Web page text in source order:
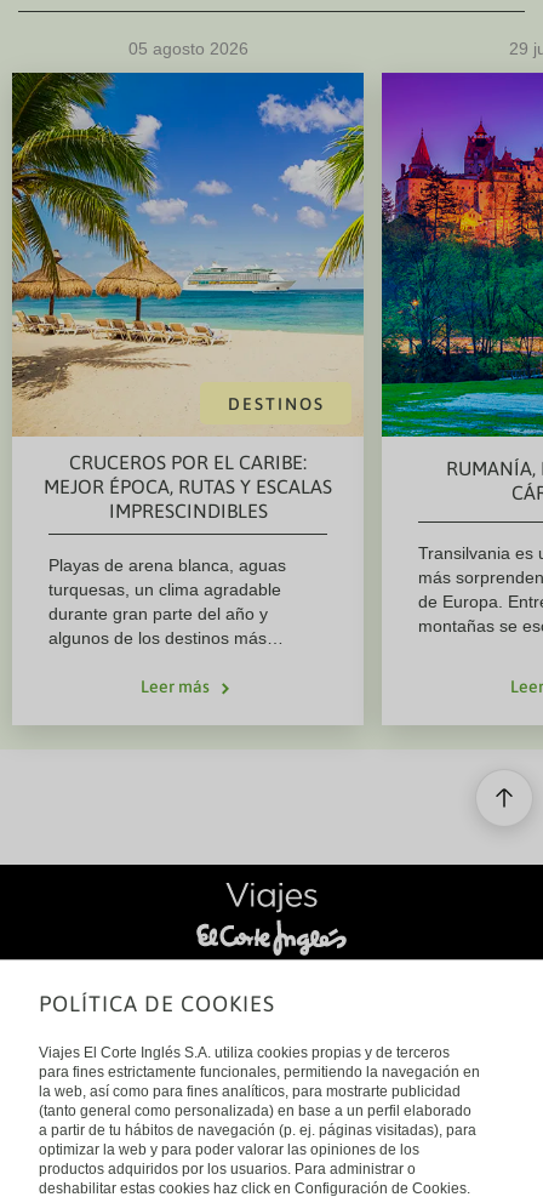
05 agosto 2026
DESTINOS
CRUCEROS POR EL CARIBE:
MEJOR ÉPOCA, RUTAS Y ESCALAS
IMPRESCINDIBLES
Playas de arena blanca, aguas
turquesas, un clima agradable
durante gran parte del año y
algunos de los destinos más
por el Caribe es una de las mejores
navieras, el Caribe ofrece
experiencias para todo tipo de
viajeros. Si estás pensando en
reservar un crucero por el Caribe,
necesitas saber.
Leer más
29
RUMANÍA,
Transilvania es
más
de Europa.
montañas se
dacios. Viajar
descubrir un
tradición,
* % ( & / -
SOBRE NOSOTROS
Viajes El Corte Inglés
POLÍTICA DE COOKIES
Viajes El Corte Inglés S.A. utiliza cookies propias y de terceros
para fines estrictamente funcionales, permitiendo la navegación en
la web, así como para fines analíticos, para mostrarte publicidad
(tanto general como personalizada) en base a un perfil elaborado
a partir de tu hábitos de navegación (p. ej. páginas visitadas), para
optimizar la web y para poder valorar las opiniones de los
productos adquiridos por los usuarios. Para administrar o
deshabilitar estas cookies haz click en Configuración de Cookies.